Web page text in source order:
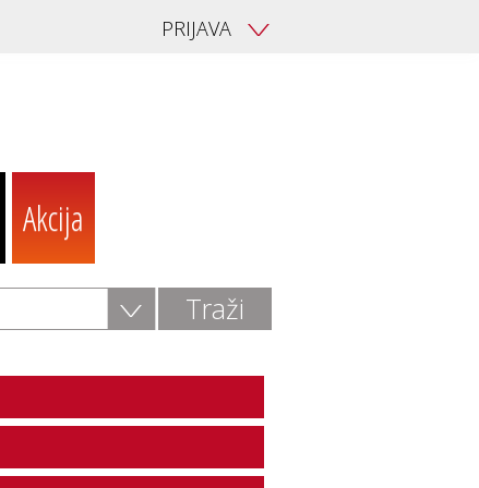
PRIJAVA V
Akcija
V